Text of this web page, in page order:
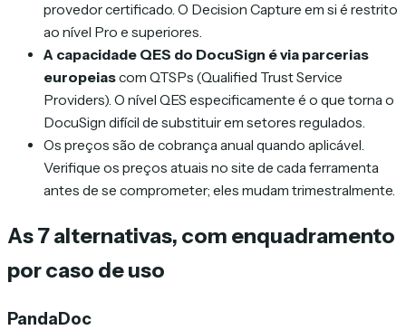
provedor certificado. O Decision Capture em si é restrito
ao nível Pro e superiores.
A capacidade QES do DocuSign é via parcerias
europeiascom QTSPs (Qualified Trust Service
Providers). O nível QES especificamente é o que torna o
DocuSign difícil de substituir em setores regulados.
Os preços são de cobrança anual quando aplicável.
Verifique os preços atuais no site de cada ferramenta
antes de se comprometer; eles mudam trimestralmente.
As 7 alternativas, com enquadramento
por caso de uso
PandaDoc